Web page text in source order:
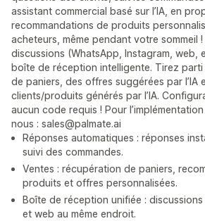
assistant commercial basé sur l’IA, en
recommandations de produits
acheteurs, même pendant votre sommeil
discussions (WhatsApp, Instagram, web,
boîte de réception intelligente. Tirez
de paniers, des offres suggérées par l’IA
clients/produits générés par l’IA.
aucun code requis ! Pour
nous : sales@palmate.ai
Réponses automatiques : réponses
suivi des commandes.
Ventes : récupération de paniers,
produits et offres personnalisées.
Boîte de réception unifiée :
et web au même endroit.